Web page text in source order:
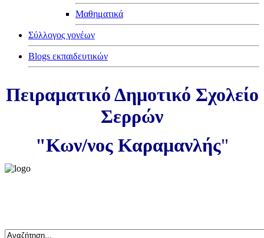
Μαθηματικά
Σύλλογος γονέων
Blogs εκπαιδευτικών
Πειραματικό Δημοτικό Σχολείο
Σερρών
"Κων/νος Καραμανλής"